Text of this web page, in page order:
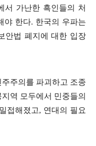
서 가난한 흑인들의 처
야 한다. 한국의 우파는
안법 폐지에 대한 입장
주의를 파괴하고 조종
역 모두에서 민중들의
접해졌고, 연대의 필요